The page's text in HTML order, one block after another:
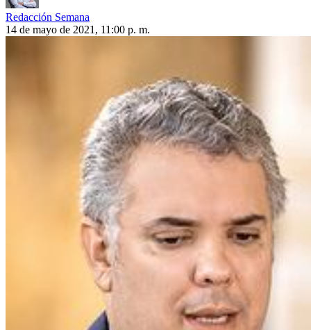
Redacción Semana
14 de mayo de 2021, 11:00 p. m.